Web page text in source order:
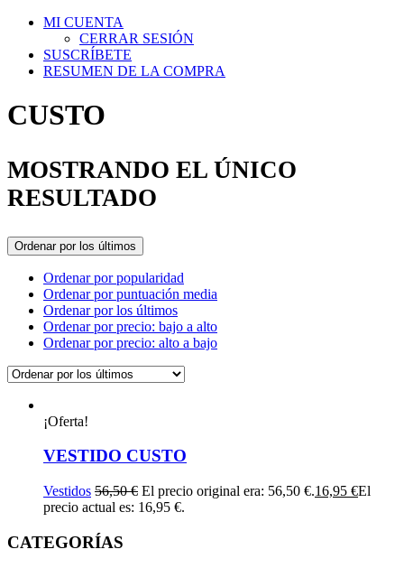
MI CUENTA
CERRAR SESIÓN
SUSCRÍBETE
RESUMEN DE LA COMPRA
CUSTO
MOSTRANDO EL ÚNICO
RESULTADO
Ordenar por los últimos
Ordenar por popularidad
Ordenar por puntuación media
Ordenar por los últimos
Ordenar por precio: bajo a alto
Ordenar por precio: alto a bajo
¡Oferta!
VESTIDO CUSTO
Vestidos 56,50€ El precio original era: 56,50 €.16,95 €El
precio actual es: 16,95 €.
CATEGORÍAS